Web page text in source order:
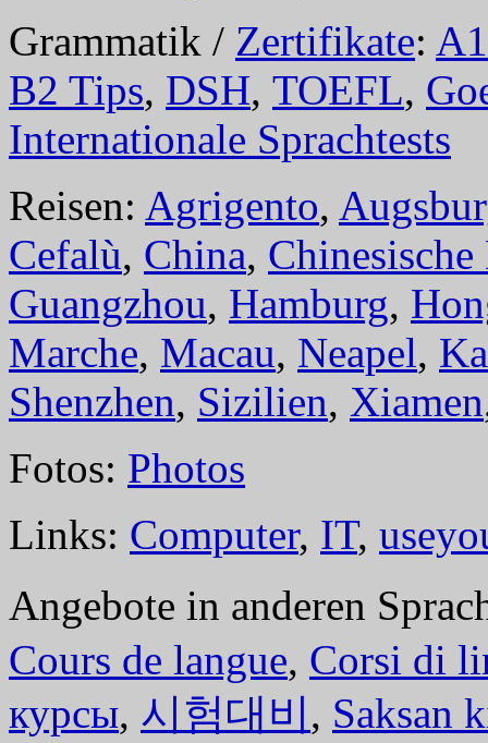
Grammatik / Zertifikate: A1
B2 Tips, DSH, TOEFL,
Internationale Sprachtests
Reisen: Agrigento,
Cefalù, China, Chinesische
Guangzhou, Hamburg,
Marche, Macau, Neapel,
Shenzhen, Sizilien, Xiamen
Fotos: Photos
Links: Computer, IT,
Angebote in anderen
Cours de langue, Corsi di
курсы, 시험대비, Saksan